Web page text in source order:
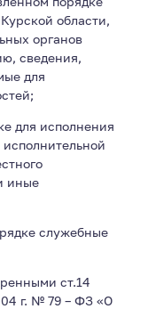
области,
органов
сведения,
для
для исполнения
иные
служебные
ст.14
г. № 79 – ФЗ «О